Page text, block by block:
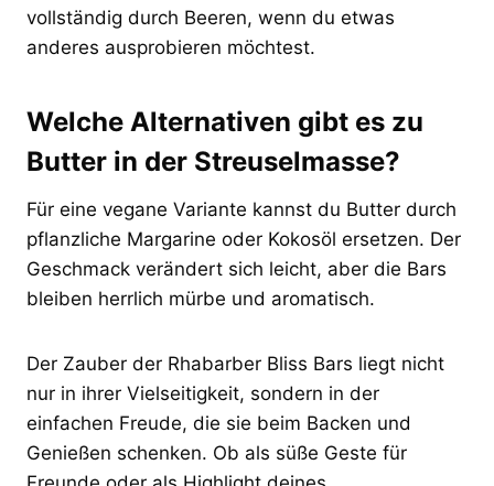
vollständig durch Beeren, wenn du etwas
anderes ausprobieren möchtest.
Welche Alternativen gibt es zu
Butter in der Streuselmasse?
Für eine vegane Variante kannst du Butter durch
pflanzliche Margarine oder Kokosöl ersetzen. Der
Geschmack verändert sich leicht, aber die Bars
bleiben herrlich mürbe und aromatisch.
Der Zauber der Rhabarber Bliss Bars liegt nicht
nur in ihrer Vielseitigkeit, sondern in der
einfachen Freude, die sie beim Backen und
Genießen schenken. Ob als süße Geste für